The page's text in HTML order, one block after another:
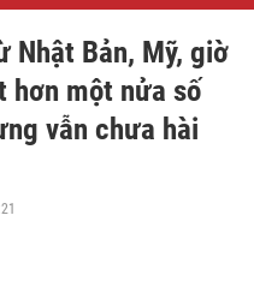
Nhật Bản, Mỹ, giờ
hơn một nửa số
vẫn chưa hài